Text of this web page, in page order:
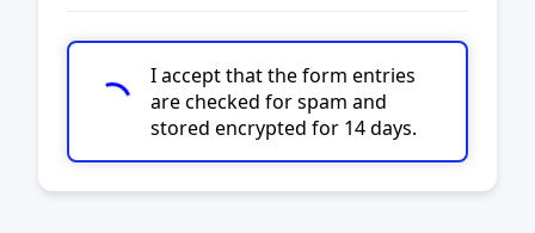
I accept that the form entries
are checked for spam and
stored encrypted for 14 days.